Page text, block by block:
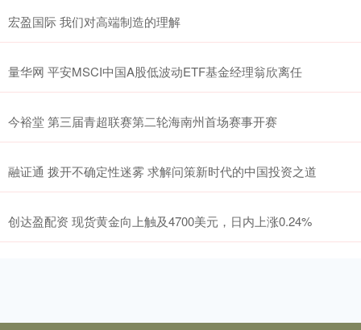
宏盈国际 我们对高端制造的理解
量华网 平安MSCI中国A股低波动ETF基金经理翁欣离任
今裕堂 第三届青超联赛第二轮海南州首场赛事开赛
融证通 拨开不确定性迷雾 求解问策新时代的中国投资之道
创达盈配资 现货黄金向上触及4700美元，日内上涨0.24%